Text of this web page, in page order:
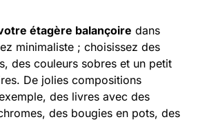
étagère balançoire dans
minimaliste ; choisissez des
des couleurs sobres et un petit
De jolies compositions
des livres avec des
des bougies en pots, des